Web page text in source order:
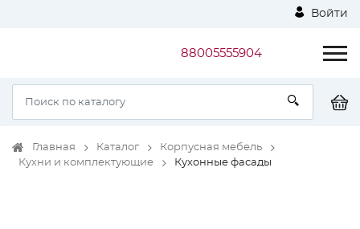
Войти
88005555904
Главная Каталог
Корпусная мебель
Кухни и комплектующие
Кухонные фасады